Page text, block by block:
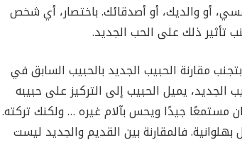
أو والديك، أو أصدقائك. باختصار، أي شخص
تأثير ذلك على الحب الجديد.
مقارنة الحبيب الجديد بالحبيب السابق في
يميل الحبيب إلى التركيز على حبيبه
مستمعًا جيدًا ويحس بآلام غيره … ولكنك تركته.
فالمقارنة بين القديم والجديد ليست